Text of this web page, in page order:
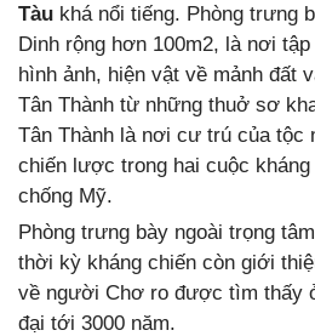
Tàu khá nổi tiếng. Phòng trưng
Dinh rộng hơn 100m2, là nơi
hình ảnh, hiện vật về mảnh đất
Tân Thành từ những thuở sơ
Tân Thành là nơi cư trú của
chiến lược trong hai cuộc
chống Mỹ.
Phòng trưng bày ngoài trọng
thời kỳ kháng chiến còn giới
về người Chơ ro được tìm thấy
đại tới 3000 năm.